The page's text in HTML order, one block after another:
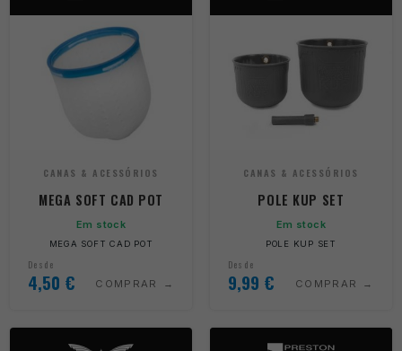
CANAS & ACESSÓRIOS
MEGA SOFT CAD POT
Em stock
MEGA SOFT CAD POT
Desde
4,50 € COMPRAR
CANAS & ACESSÓRIOS
POLE KUP SET
Em stock
POLE KUP SET
Desde
9,99 € COMPRAR